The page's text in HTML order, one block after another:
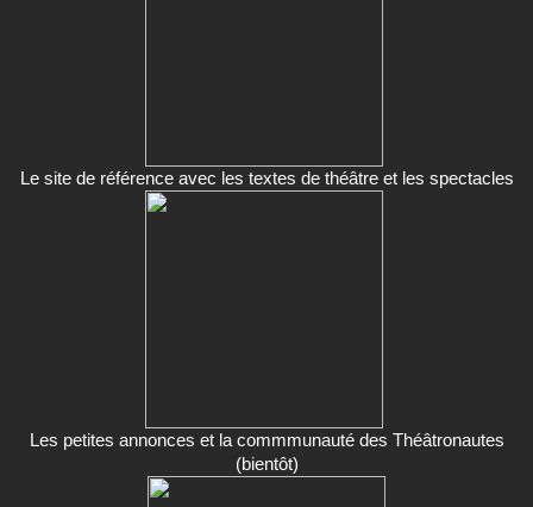
Le site de référence avec les textes de théâtre et les spectacles
Les petites annonces et la commmunauté des Théâtronautes
(bientôt)